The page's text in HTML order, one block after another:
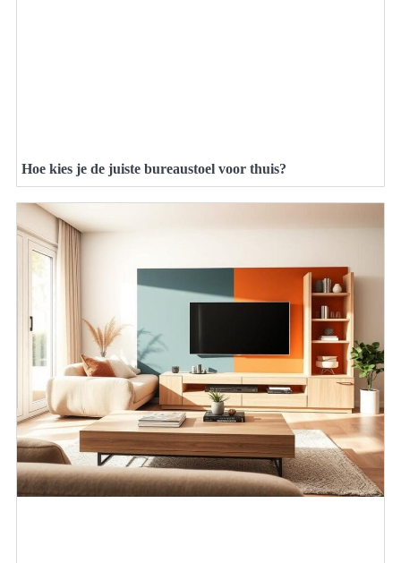
Hoe kies je de juiste bureaustoel voor thuis?